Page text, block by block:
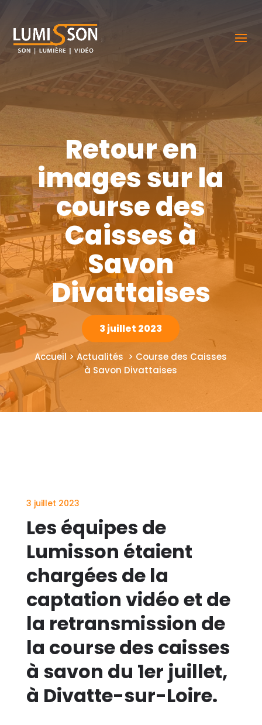
Retour en
images sur la
course des
Caisses à
Savon
Divattaises
3 juillet 2023
Accueil > Actualités > Course des Caisses
à Savon Divattaises
3 juillet 2023
Les équipes de
Lumisson étaient
chargées de la
captation vidéo et de
la retransmission de
la course des caisses
à savon du 1er juillet,
à Divatte-sur-Loire.